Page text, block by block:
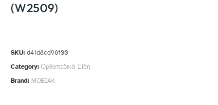
(W2509)
SKU:d41d8cd98f00
Category:Ορθοπεδικά Είδη
Brand: MOBIAK